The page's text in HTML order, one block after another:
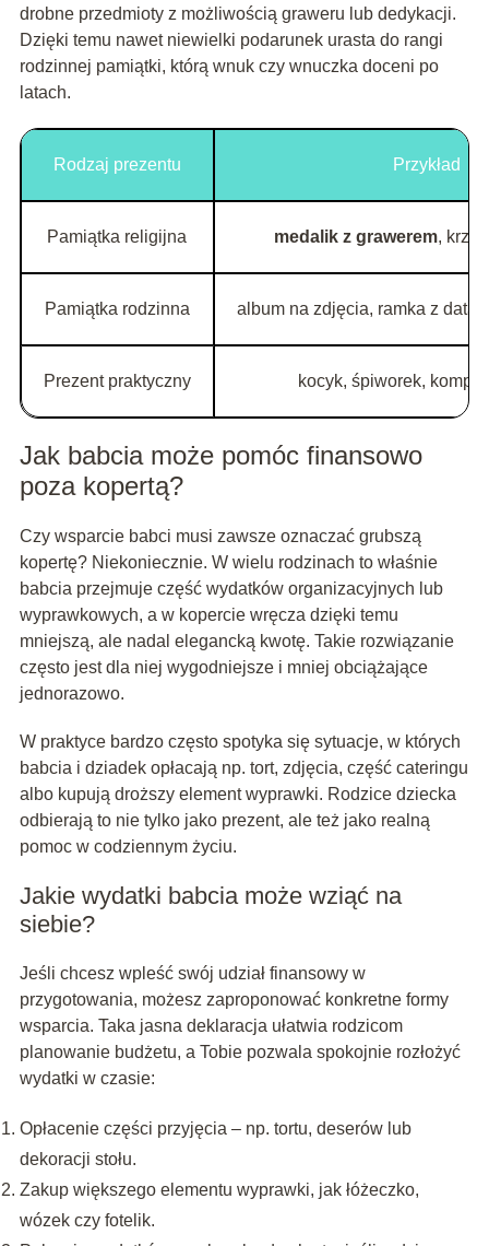
drobne przedmioty z możliwością graweru lub dedykacji.
Dzięki temu nawet niewielki podarunek urasta do rangi
rodzinnej pamiątki, którą wnuk czy wnuczka doceni po
latach.
Rodzaj prezentu Przykład
Pamiątka religijna medalik z grawerem,
Pamiątka rodzinna album na zdjęcia, ramka z datą,
Prezent praktyczny kocyk, śpiworek,
Jak babcia może pomóc finansowo
poza kopertą?
Czy wsparcie babci musi zawsze oznaczać grubszą
kopertę? Niekoniecznie. W wielu rodzinach to właśnie
babcia przejmuje część wydatków organizacyjnych lub
wyprawkowych, a w kopercie wręcza dzięki temu
mniejszą, ale nadal elegancką kwotę. Takie rozwiązanie
często jest dla niej wygodniejsze i mniej obciążające
jednorazowo.
W praktyce bardzo często spotyka się sytuacje, w których
babcia i dziadek opłacają np. tort, zdjęcia, część cateringu
albo kupują droższy element wyprawki. Rodzice dziecka
odbierają to nie tylko jako prezent, ale też jako realną
pomoc w codziennym życiu.
Jakie wydatki babcia może wziąć na
siebie?
Jeśli chcesz wpleść swój udział finansowy w
przygotowania, możesz zaproponować konkretne formy
wsparcia. Taka jasna deklaracja ułatwia rodzicom
planowanie budżetu, a Tobie pozwala spokojnie rozłożyć
wydatki w czasie:
Opłacenie części przyjęcia – np. tortu, deserów lub
dekoracji stołu.
Zakup większego elementu wyprawki, jak łóżeczko,
wózek czy fotelik.